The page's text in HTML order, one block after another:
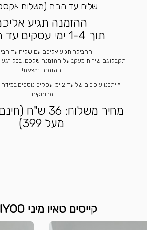
שליח עד הבית (משלוח
ההזמנה תגיע
תוך 1-4 ימי עסקים עד הבית!
החבילה תגיע אליכם עם שליח עד
תקבלו גם שירות מעקב על ההזמנה שלכם, בכל רגע
ההזמנה נמצאת!
*ייתכנו עיכובים של עד 2 ימי עסקים
מרוחקים.
מחיר משלוח: 36
מעל 399)
קייסים טאיו מיני TAIYOO